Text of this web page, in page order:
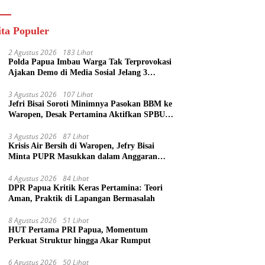
Populer
2 Agustus 2026 183 Lihat
Polda Papua Imbau Warga Tak Terprovokasi
Ajakan Demo di Media Sosial Jelang 3
3 Agustus 2026 107 Lihat
Jefri Bisai Soroti Minimnya Pasokan BBM ke
Waropen, Desak Pertamina Aktifkan SPBU
3 Agustus 2026 87 Lihat
Krisis Air Bersih di Waropen, Jefry Bisai
Minta PUPR Masukkan dalam Anggaran
4 Agustus 2026 84 Lihat
DPR Papua Kritik Keras Pertamina: Teori
Aman, Praktik di Lapangan Bermasalah
8 Agustus 2026 51 Lihat
HUT Pertama PRI Papua, Momentum
Perkuat Struktur hingga Akar Rumput
6 Agustus 2026 50 Lihat